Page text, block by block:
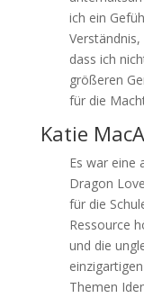
ich ein
dass ich
größeren
für die
Katie
Es war eine
Dragon
für die
Ressource
und die
Themen